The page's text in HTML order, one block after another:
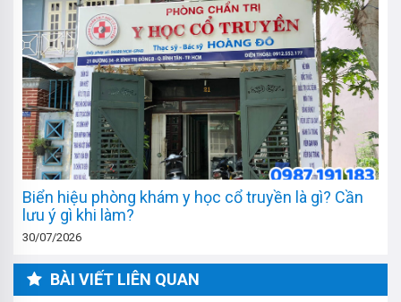
Biển hiệu phòng khám y học cổ truyền là gì? Cần
lưu ý gì khi làm?
30/07/2026
BÀI VIẾT LIÊN QUAN